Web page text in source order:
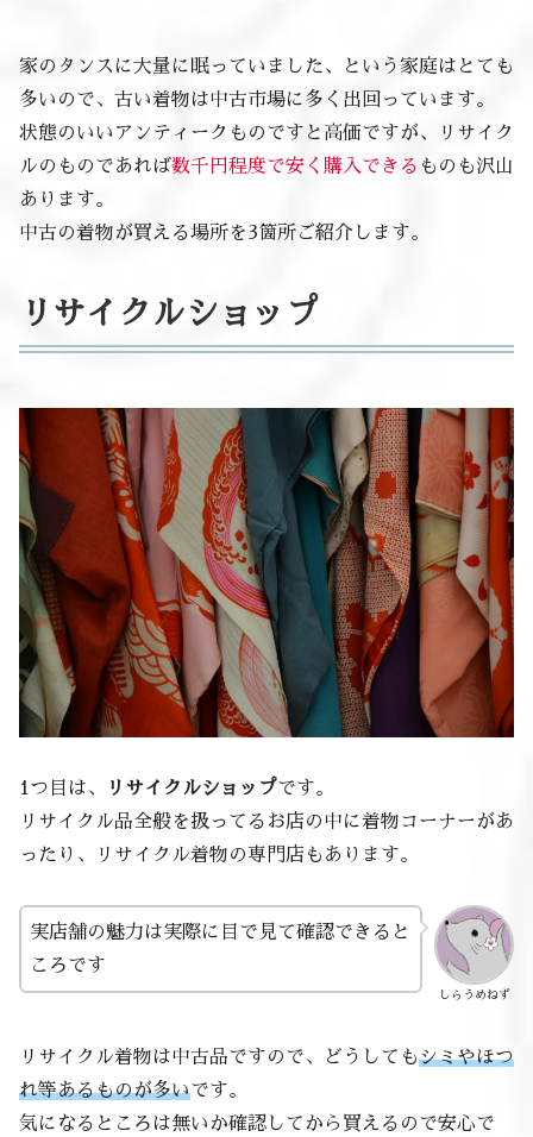
家のタンスに大量に眠っていました、という家庭はとても
多いので、古い着物は中古市場に多く出回っています。
状態のいいアンティークものですと高価ですが、リサイク
ルのものであれば数千円程度で安く購入できる ものも沢山
あります。
中古の着物が買える場所を3箇所ご紹介します。
リサイクルショップ
1つ目は、 リサイクルショップです。
リサイクル品全般を扱ってるお店の中に着物コーナーがあ
ったり、リサイクル着物の専門店もあります。
しらうめねず
実店舗の魅力は実際に目で見て確認できると
ころです
リサイクル着物は中古品ですので、どうしてもシミやほつ
れ等あるものが多いです。
気になるところは無いか確認してから買えるので安心で